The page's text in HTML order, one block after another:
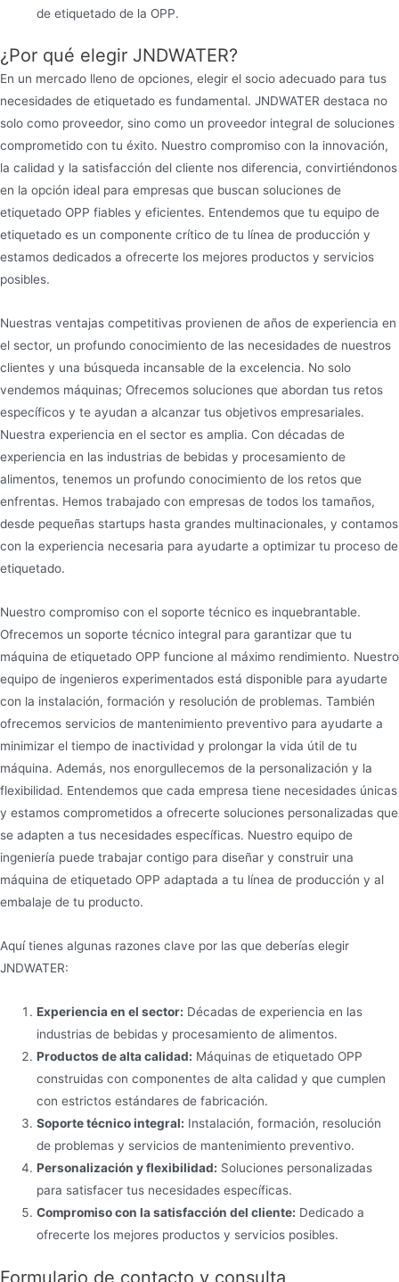
de etiquetado de la OPP.
¿Por qué elegir JNDWATER?
En un mercado lleno de opciones, elegir el socio adecuado para tus
necesidades de etiquetado es fundamental. JNDWATER destaca no
solo como proveedor, sino como un proveedor integral de soluciones
comprometido con tu éxito. Nuestro compromiso con la innovación,
la calidad y la satisfacción del cliente nos diferencia, convirtiéndonos
en la opción ideal para empresas que buscan soluciones de
etiquetado OPP fiables y eficientes. Entendemos que tu equipo de
etiquetado es un componente crítico de tu línea de producción y
estamos dedicados a ofrecerte los mejores productos y servicios
posibles.
Nuestras ventajas competitivas provienen de años de experiencia en
el sector, un profundo conocimiento de las necesidades de nuestros
clientes y una búsqueda incansable de la excelencia. No solo
vendemos máquinas; Ofrecemos soluciones que abordan tus retos
específicos y te ayudan a alcanzar tus objetivos empresariales.
Nuestra experiencia en el sector es amplia. Con décadas de
experiencia en las industrias de bebidas y procesamiento de
alimentos, tenemos un profundo conocimiento de los retos que
enfrentas. Hemos trabajado con empresas de todos los tamaños,
desde pequeñas startups hasta grandes multinacionales, y contamos
con la experiencia necesaria para ayudarte a optimizar tu proceso de
etiquetado.
Nuestro compromiso con el soporte técnico es inquebrantable.
Ofrecemos un soporte técnico integral para garantizar que tu
máquina de etiquetado OPP funcione al máximo rendimiento. Nuestro
equipo de ingenieros experimentados está disponible para ayudarte
con la instalación, formación y resolución de problemas. También
ofrecemos servicios de mantenimiento preventivo para ayudarte a
minimizar el tiempo de inactividad y prolongar la vida útil de tu
máquina. Además, nos enorgullecemos de la personalización y la
flexibilidad. Entendemos que cada empresa tiene necesidades únicas
y estamos comprometidos a ofrecerte soluciones personalizadas que
se adapten a tus necesidades específicas. Nuestro equipo de
ingeniería puede trabajar contigo para diseñar y construir una
máquina de etiquetado OPP adaptada a tu línea de producción y al
embalaje de tu producto.
Aquí tienes algunas razones clave por las que deberías elegir
JNDWATER:
Experiencia en el sector: Décadas de experiencia en las
industrias de bebidas y procesamiento de alimentos.
Productos de alta calidad: Máquinas de etiquetado OPP
construidas con componentes de alta calidad y que cumplen
con estrictos estándares de fabricación.
Soporte técnico integral: Instalación, formación, resolución
de problemas y servicios de mantenimiento preventivo.
Personalización y flexibilidad: Soluciones personalizadas
para satisfacer tus necesidades específicas.
Compromiso con la satisfacción del cliente: Dedicado a
ofrecerte los mejores productos y servicios posibles.
Formulario de contacto y consulta